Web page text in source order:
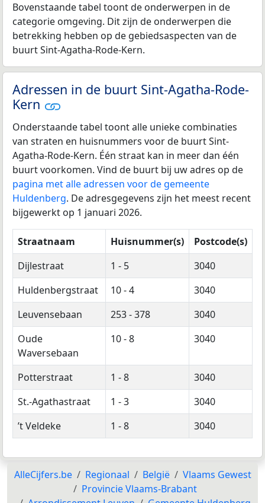
Bovenstaande tabel toont de onderwerpen in de
categorie omgeving. Dit zijn de onderwerpen die
betrekking hebben op de gebiedsaspecten van de
buurt Sint-Agatha-Rode-Kern.
Adressen in de buurt Sint-Agatha-Rode-
Kern
Onderstaande tabel toont alle unieke combinaties
van straten en huisnummers voor de buurt Sint-
Agatha-Rode-Kern. Één straat kan in meer dan één
buurt voorkomen. Vind de buurt bij uw adres op de
pagina met alle adressen voor de gemeente
Huldenberg. De adresgegevens zijn het meest recent
bijgewerkt op 1 januari 2026.
Straatnaam Huisnummer(s)
Postcode(s)
Dijlestraat
1 - 5
3040
Huldenbergstraat
10 - 4
3040
Leuvensebaan
253 - 378
3040
Oude
Waversebaan
10 - 8 3040
Potterstraat 1 - 8
3040
St.-Agathastraat
1 - 3
3040
’t Veldeke
1 - 8 3040
AlleCijfers.be Regionaal België
Vlaams Gewest
Provincie Vlaams-Brabant